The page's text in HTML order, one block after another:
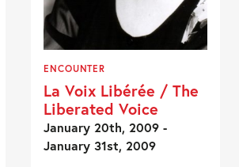
ENCOUNTER
La Voix Libérée / The
Liberated Voice
January 20th, 2009 -
January 31st, 2009